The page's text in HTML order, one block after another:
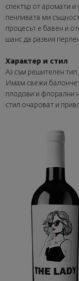
спектър от аромати
пенливата ми
процесът е бавен и
шанс да развия
Характер и стил
Аз съм решителен
Имам свежи
плодови и флорални
стил очароват и